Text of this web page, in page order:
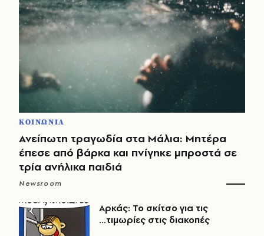
ΚΟΙΝΩΝΙΑ
Ανείπωτη τραγωδία στα Μάλια: Μητέρα
έπεσε από βάρκα και πνίγηκε μπροστά σε
τρία ανήλικα παιδιά
Newsroom
Αρκάς: Το σκίτσο για τις
...τιμωρίες στις διακοπές